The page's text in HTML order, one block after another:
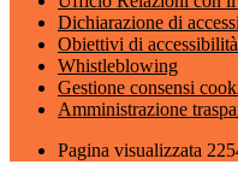
Dichiarazione di
Obiettivi di accessibilità
Whistleblowing
Gestione consensi
Amministrazione
Pagina visualizzata